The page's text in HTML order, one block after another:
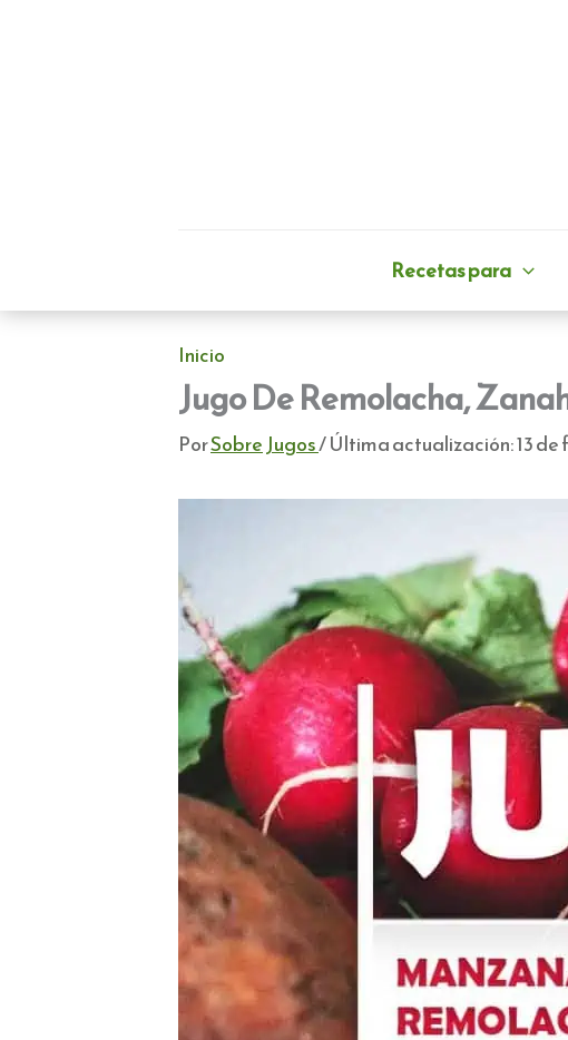
Recetas para
Inicio
Jugo De Remolacha,
PorSobre Jugos/ Última actualización:13